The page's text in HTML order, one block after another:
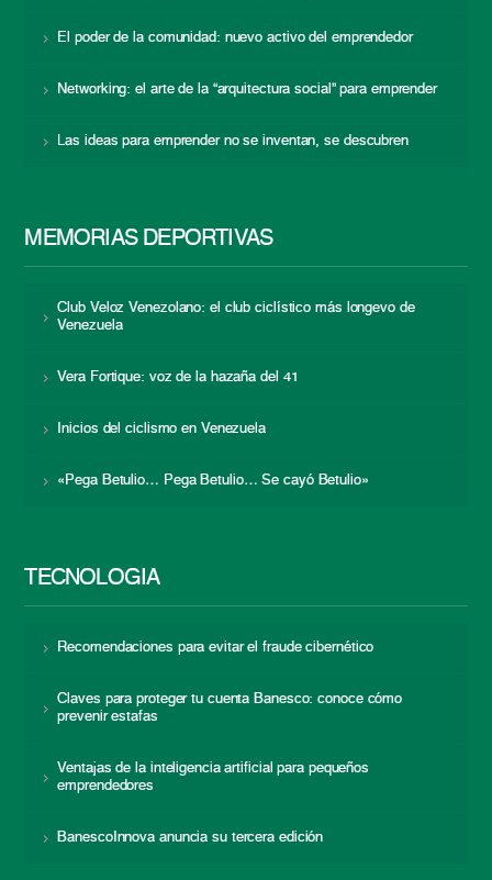
El poder de la comunidad: nuevo activo del emprendedor
Networking: el arte de la “arquitectura social” para emprender
Las ideas para emprender no se inventan, se descubren
MEMORIAS DEPORTIVAS
Club Veloz Venezolano: el club ciclístico más longevo de
Venezuela
Vera Fortique: voz de la hazaña del 41
Inicios del ciclismo en Venezuela
«Pega Betulio… Pega Betulio… Se cayó Betulio»
TECNOLOGÍA
Recomendaciones para evitar el fraude cibernético
Claves para proteger tu cuenta Banesco: conoce cómo
prevenir estafas
Ventajas de la inteligencia artificial para pequeños
emprendedores
BanescoInnova anuncia su tercera edición